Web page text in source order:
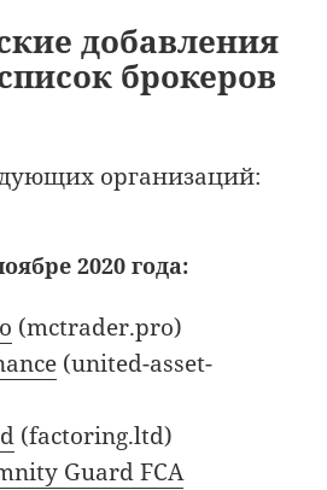
добавления
брокеров
организаций:
2020 года:
(mctrader.pro)
(united-asset-
(factoring.ltd)
Guard FCA